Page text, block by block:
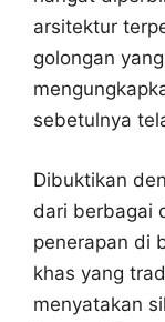
arsitektur
golongan
sebetulnya
Dibuktikan
dari berbagai
penerapan di
khas yang
menyatakan